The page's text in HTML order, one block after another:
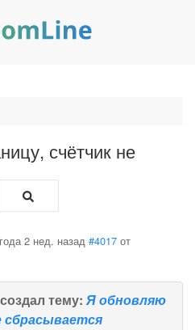
счётчик не
2 нед. назад #4017 от
создал тему: Я обновляю
сбрасывается